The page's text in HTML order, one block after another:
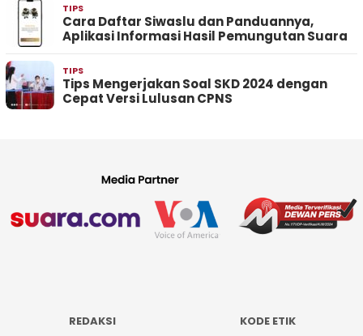
TIPS
Cara Daftar Siwaslu dan Panduannya,
Aplikasi Informasi Hasil Pemungutan Suara
TIPS
Tips Mengerjakan Soal SKD 2024 dengan
Cepat Versi Lulusan CPNS
REDAKSI
KODE ETIK